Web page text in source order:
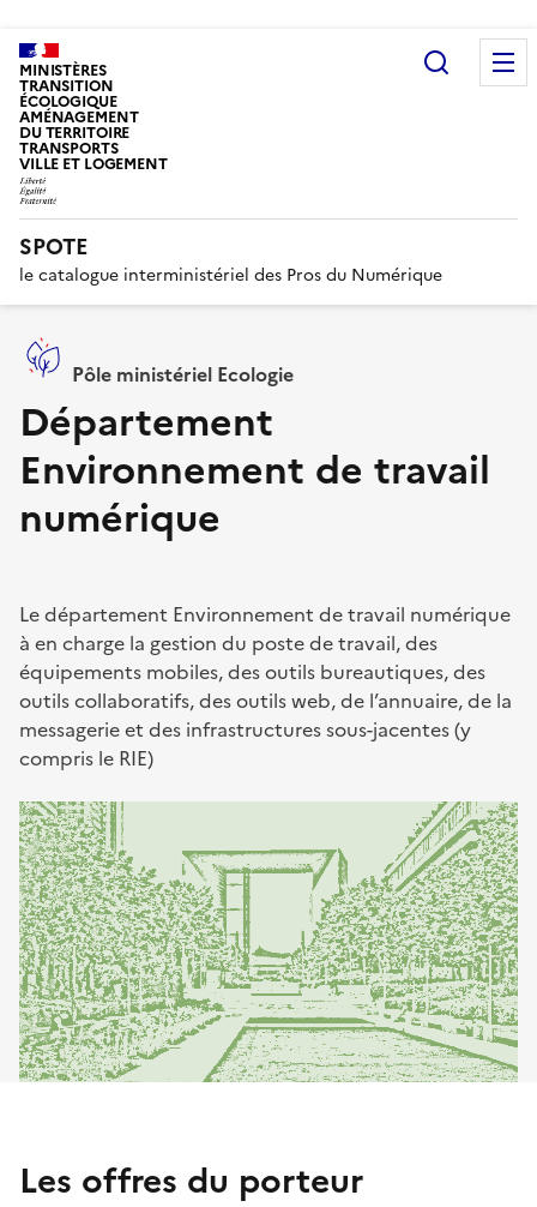
MINISTÈRES
TRANSITION
ÉCOLOGIQUE
AMÉNAGEMENT
DU TERRITOIRE
TRANSPORTS
VILLE ET LOGEMENT
SPOTE
le catalogue interministériel des Pros du Numérique
Pôle ministériel Ecologie
Département
Environnement de travail
numérique
Le département Environnement de travail numérique
à en charge la gestion du poste de travail, des
équipements mobiles, des outils bureautiques, des
outils collaboratifs, des outils web, de l’annuaire, de la
messagerie et des infrastructures sous-jacentes (y
compris le RIE)
Les offres du porteur